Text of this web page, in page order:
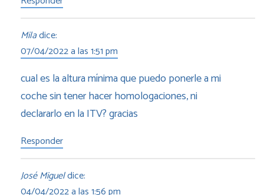
Miladice:
07/04/2022 a las 1:51 pm
cual es la altura mínima que puedo ponerle a mi
coche sin tener hacer homologaciones, ni
declararlo en la ITV? gracias
Responder
José Migueldice:
04/04/2022 a las 1:56 pm